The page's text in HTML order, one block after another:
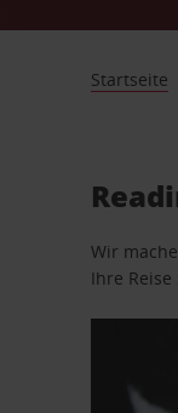
Startseite
Wir
Ihre